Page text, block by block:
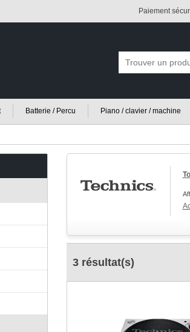
Paiement
Batterie / Percu Piano / clavier / machine
3 résultat(s)